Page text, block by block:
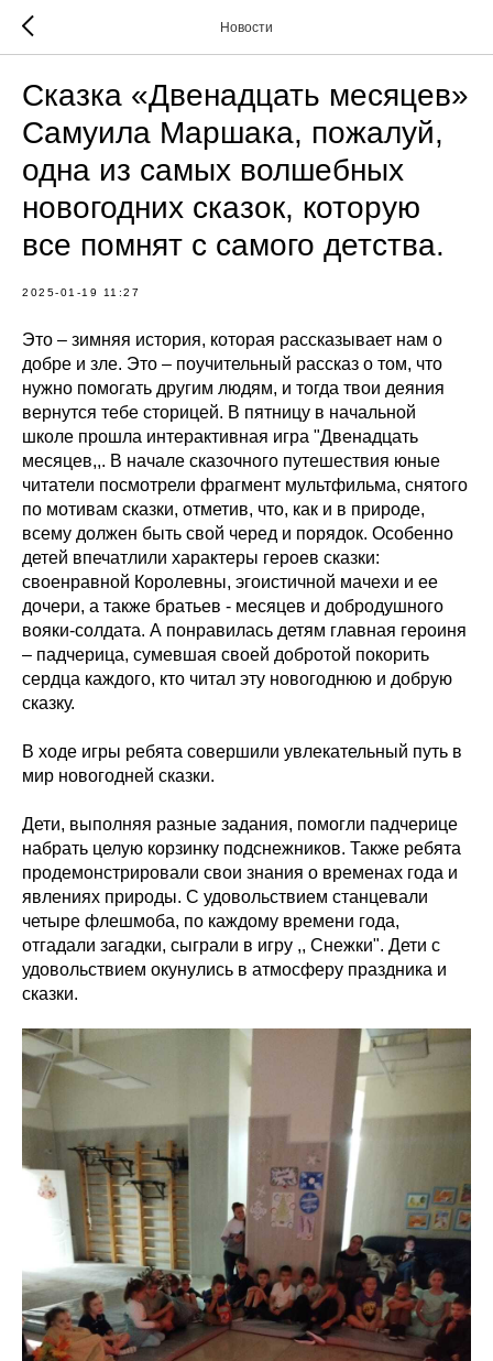
Новости
Сказка «Двенадцать месяцев»
Самуила Маршака, пожалуй,
одна из самых волшебных
новогодних сказок, которую
все помнят с самого детства.
2025-01-19 11:27
Это – зимняя история, которая рассказывает нам о
добре и зле. Это – поучительный рассказ о том, что
нужно помогать другим людям, и тогда твои деяния
вернутся тебе сторицей. В пятницу в начальной
школе прошла интерактивная игра "Двенадцать
месяцев,,. В начале сказочного путешествия юные
читатели посмотрели фрагмент мультфильма, снятого
по мотивам сказки, отметив, что, как и в природе,
всему должен быть свой черед и порядок. Особенно
детей впечатлили характеры героев сказки:
своенравной Королевны, эгоистичной мачехи и ее
дочери, а также братьев - месяцев и добродушного
вояки-солдата. А понравилась детям главная героиня
– падчерица, сумевшая своей добротой покорить
сердца каждого, кто читал эту новогоднюю и добрую
сказку.
В ходе игры ребята совершили увлекательный путь в
мир новогодней сказки.
Дети, выполняя разные задания, помогли падчерице
набрать целую корзинку подснежников. Также ребята
продемонстрировали свои знания о временах года и
явлениях природы. С удовольствием станцевали
четыре флешмоба, по каждому времени года,
отгадали загадки, сыграли в игру ,, Снежки". Дети с
удовольствием окунулись в атмосферу праздника и
сказки.